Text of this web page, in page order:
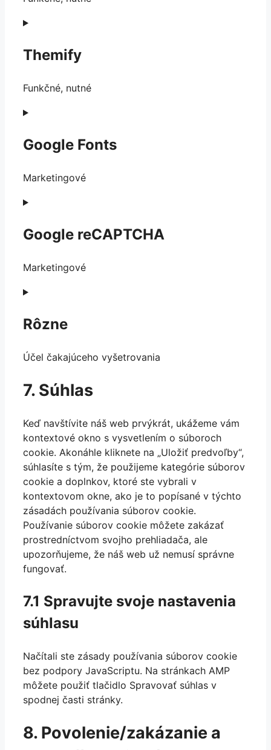
Consent
service
Themify
Funkčné, nutné
Consent
service
themify
Google Fonts
Marketingové
Consent
service
google-
Google reCAPTCHA
Marketingové
Consent
service
recaptcha
Rôzne
Účel čakajúceho vyšetrovania
Consent
to
rôzne
7. Súhlas
Keď navštívite náš web prvýkrát, ukážeme vám
kontextové okno s vysvetlením o súboroch
cookie. Akonáhle kliknete na „Uložiť predvoľby“,
súhlasíte s tým, že použijeme kategórie súborov
cookie a doplnkov, ktoré ste vybrali v
kontextovom okne, ako je to popísané v týchto
zásadách používania súborov cookie.
Používanie súborov cookie môžete zakázať
prostredníctvom svojho prehliadača, ale
upozorňujeme, že náš web už nemusí správne
fungovať.
7.1 Spravujte svoje nastavenia
súhlasu
Načítali ste zásady používania súborov cookie
bez podpory JavaScriptu. Na stránkach AMP
môžete použiť tlačidlo Spravovať súhlas v
spodnej časti stránky.
8. Povolenie/zakázanie a